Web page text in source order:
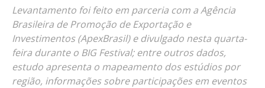
Levantamento foi feito em parceria com a Agência
Brasileira de Promoção de Exportação e
Investimentos (ApexBrasil) e divulgado nesta quarta-
feira durante o BIG Festival; entre outros dados,
estudo apresenta o mapeamento dos estúdios por
região, informações sobre participações em eventos